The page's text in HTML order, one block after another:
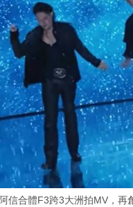
信合體F3跨3大洲拍MV，再